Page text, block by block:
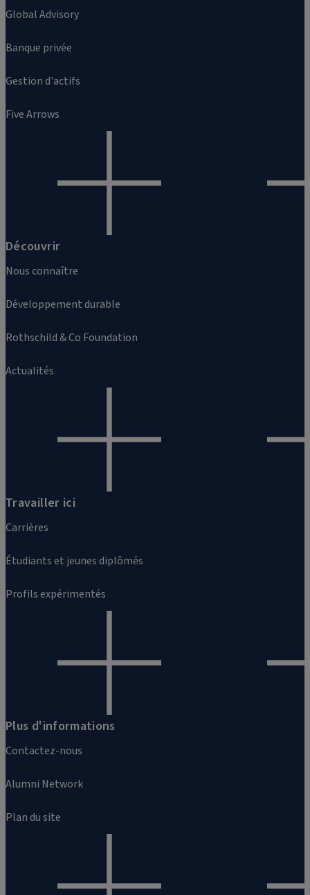
Global Advisory
Banque privée
Gestion d'actifs
Five Arrows
Découvrir
Nous connaître
Développement durable
Rothschild & Co Foundation
Actualités
Travailler ici
Carrières
Étudiants et jeunes diplômés
Profils expérimentés
Plus d'informations
Contactez-nous
Alumni Network
Plan du site